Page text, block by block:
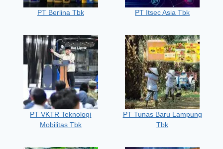
PT Berlina Tbk PT Itsec Asia Tbk
PT VKTR Teknologi
Mobilitas Tbk
PT Tunas Baru Lampung
Tbk